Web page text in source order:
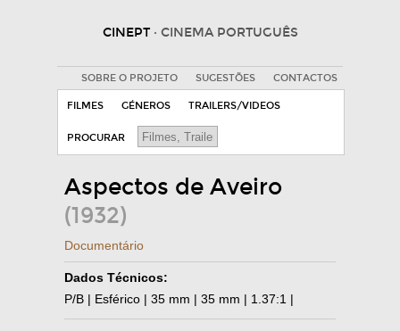
CINEPT · CINEMA PORTUGUÊS
SOBRE O PROJETO SUGESTÕES CONTACTOS
FILMES GÉNEROS TRAILERS/VIDEOS
PROCURAR
Aspectos de Aveiro
(1932)
Documentário
Dados Técnicos:
P/B | Esférico | 35 mm | 35 mm | 1.37:1 |